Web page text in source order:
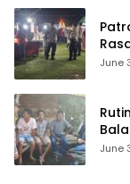
June
June